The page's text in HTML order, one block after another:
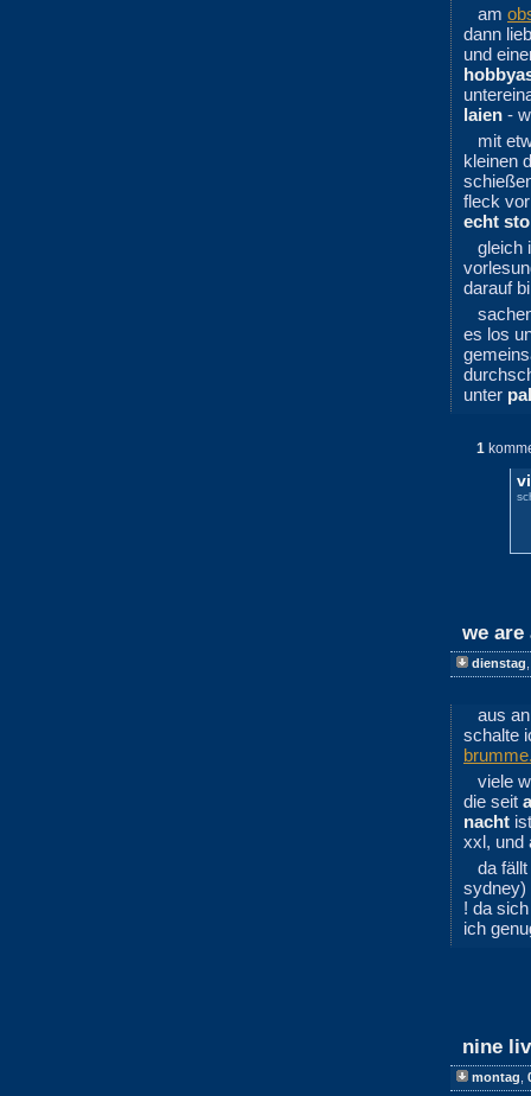
am
dann
und
laien -
mit
kleinen
fleck
echt
gleich
darauf
es los
unter
1
we
dienstag
aus
schalte
viele
die seit
nacht
xxl, und
da
! da
ich
nine
montag